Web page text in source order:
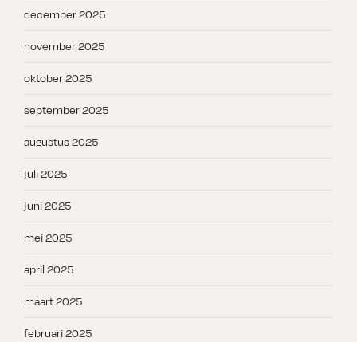
december 2025
november 2025
oktober 2025
september 2025
augustus 2025
juli 2025
juni 2025
mei 2025
april 2025
maart 2025
februari 2025